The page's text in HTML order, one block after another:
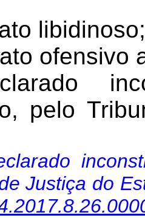
libidinoso;
ofensivo
pelo
Justiça do